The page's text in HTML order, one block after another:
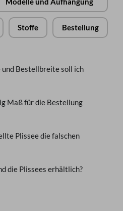
Modelle und Aufhängung
Stoffe Bestellung
Bestellbreite soll ich
Maß für die Bestellung
Plissee die falschen
die Plissees erhältlich?